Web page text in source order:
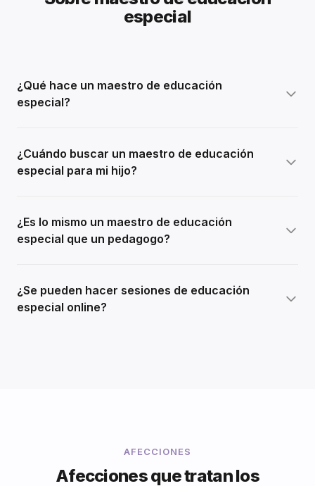
especial
¿Qué hace un maestro de educación
especial?
¿Cuándo buscar un maestro de educación
especial para mi hijo?
¿Es lo mismo un maestro de educación
especial que un pedagogo?
¿Se pueden hacer sesiones de educación
especial online?
AFECCIONES
Afecciones que tratan los